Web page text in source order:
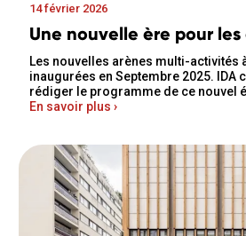
14 février 2026
Une nouvelle ère pour les
Les nouvelles arènes multi-activités
inaugurées en Septembre 2025. IDA
rédiger le programme de ce nouvel
En savoir plus ›